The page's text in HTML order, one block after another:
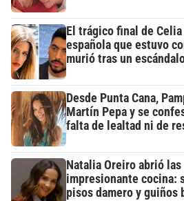
El trágico final de
española que estuvo
murió tras un
Desde Punta Cana,
Martín Pepa y se
falta de lealtad ni de
Natalia Oreiro abrió
impresionante cocina:
pisos damero y guiños